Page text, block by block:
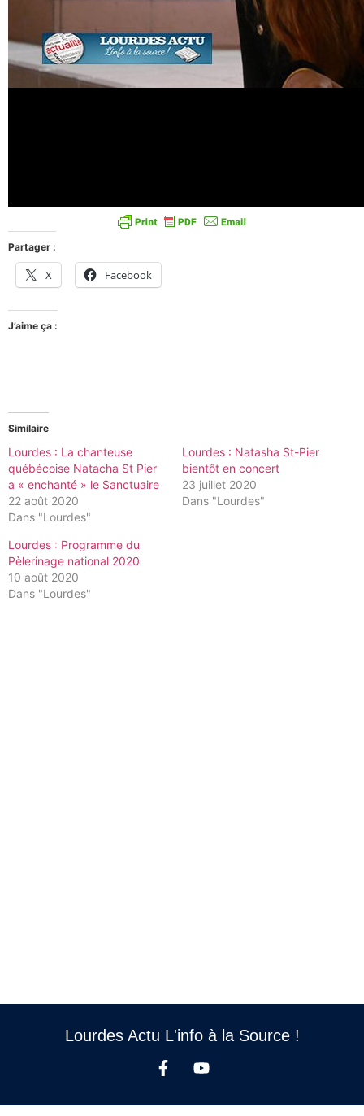
Partager :
X Facebook
J’aime ça :
Similaire
Lourdes : La chanteuse
québécoise Natacha St Pier
a « enchanté » le Sanctuaire
22 août 2020
Dans "Lourdes"
Lourdes : Natasha St-Pier
bientôt en concert
23 juillet 2020
Dans "Lourdes"
Lourdes : Programme du
Pèlerinage national 2020
10 août 2020
Dans "Lourdes"
Lourdes Actu L'info à la Source !